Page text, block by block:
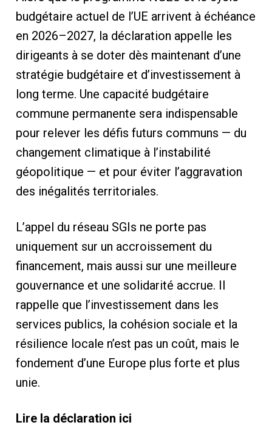
budgétaire actuel de l’UE arrivent à échéance
en 2026–2027, la déclaration appelle les
dirigeants à se doter dès maintenant d’une
stratégie budgétaire et d’investissement à
long terme. Une capacité budgétaire
commune permanente sera indispensable
pour relever les défis futurs communs — du
changement climatique à l’instabilité
géopolitique — et pour éviter l’aggravation
des inégalités territoriales.
L’appel du réseau SGIs ne porte pas
uniquement sur un accroissement du
financement, mais aussi sur une meilleure
gouvernance et une solidarité accrue. Il
rappelle que l’investissement dans les
services publics, la cohésion sociale et la
résilience locale n’est pas un coût, mais le
fondement d’une Europe plus forte et plus
unie.
Lire la déclaration ici